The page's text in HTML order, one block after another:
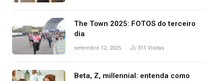
The Town 2025: FOTOS do terceiro
dia
setembro 12, 2025 311 Visitas
Beta, Z, millennial: entenda como